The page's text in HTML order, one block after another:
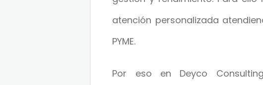
atención personalizada
PYME.
Por eso en Deyco